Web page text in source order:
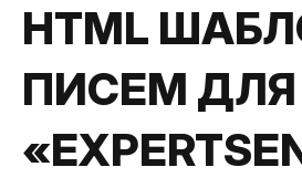
HTML
ПИСЕМ ДЛЯ